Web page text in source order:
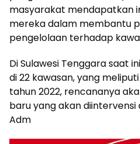
masyarakat mendapatkan
mereka dalam membantu
pengelolaan terhadap
Di Sulawesi Tenggara saat
di 22 kawasan, yang meliputi
tahun 2022, rencananya
baru yang akan diintervensi
Adm